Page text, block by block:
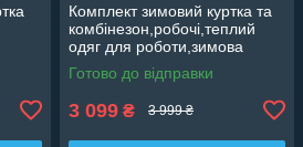
Комплект зимовий куртка та
комбінезон,робочі,теплий
одяг для роботи,зимова
уніформа ArtMaster
Professional OC
Готово до відправки
3 099 ₴ 3 999 ₴